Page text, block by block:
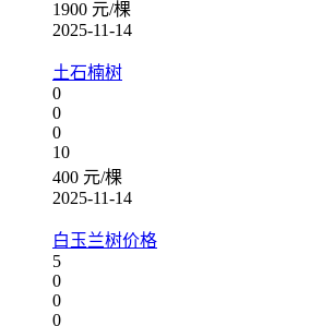
1900 元/棵
2025-11-14
土石楠树
0
0
0
10
400 元/棵
2025-11-14
白玉兰树价格
5
0
0
0